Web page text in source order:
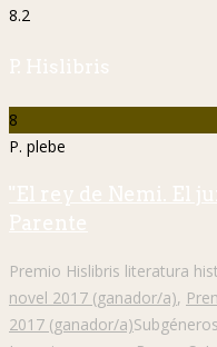
8.2
P. Hislibris
8
P. plebe
"El rey de Nemi. El
Parente
Premio Hislibris literatura
novel 2017 (ganador/a),
2017 (ganador/a)